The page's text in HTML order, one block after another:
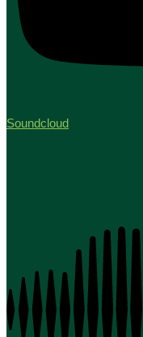
Soundcloud